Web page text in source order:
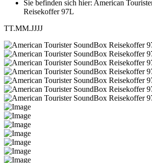
Sie befinden sich hier: American
Reisekoffer 97L
TT.MM.JJJJ